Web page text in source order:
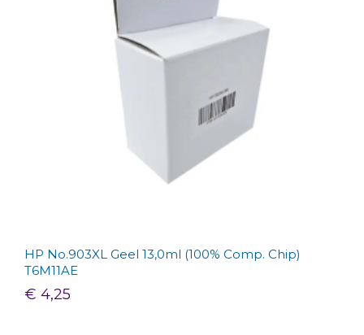
HP No.903XL Geel 13,0ml (100% Comp. Chip)
T6M11AE
€ 4,25